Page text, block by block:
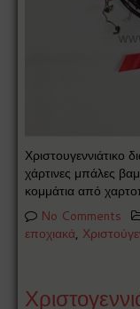
Χριστουγεννιάτικο
χάρτινες μπάλες
κομμάτια από
No Comments
εποχιακά,